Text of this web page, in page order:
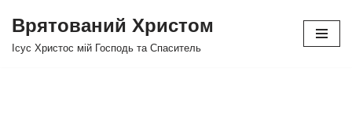
Перейти
Врятований Христом
Ісус Христос мій Господь та Спаситель